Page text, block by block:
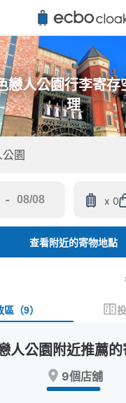
人公園行李寄存
理
-
backward
interact
and
a
date.
x 0
查看附近的寄物地點
區 （9）
人公園附近推薦
9個店舖